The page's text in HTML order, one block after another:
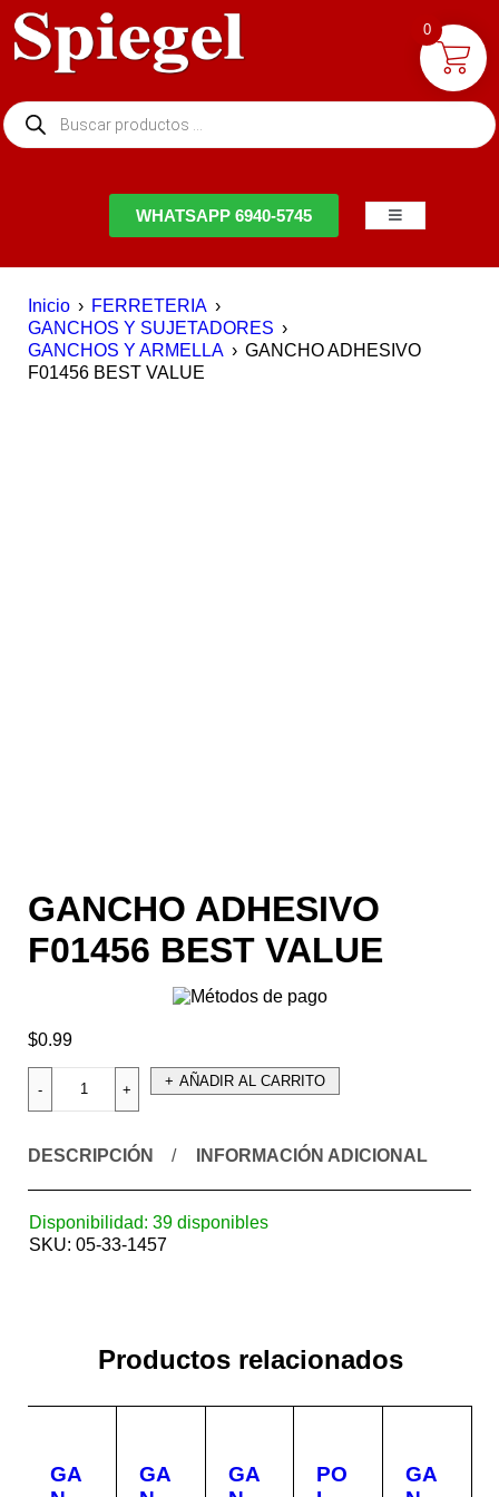
WHATSAPP 6940-5745
Inicio › FERRETERIA ›
GANCHOS Y SUJETADORES ›
GANCHOS Y ARMELLA › GANCHO ADHESIVO
F01456 BEST VALUE
GANCHO ADHESIVO
F01456 BEST VALUE
$0.99
AÑADIR AL CARRITO
DESCRIPCIÓN INFORMACIÓN ADICIONAL
Disponibilidad: 39 disponibles
SKU: 05-33-1457
Productos relacionados
GA
GA
GA
PO
GA
0